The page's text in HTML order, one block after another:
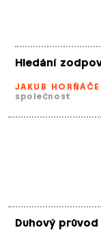
Hledání
JAKUB
společnost
Duhový průvod